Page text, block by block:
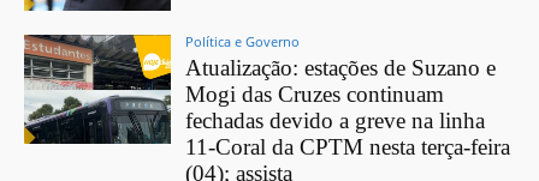
Política e Governo
Atualização: estações de Suzano e
Mogi das Cruzes continuam
fechadas devido a greve na linha
11-Coral da CPTM nesta terça-feira
(04); assista